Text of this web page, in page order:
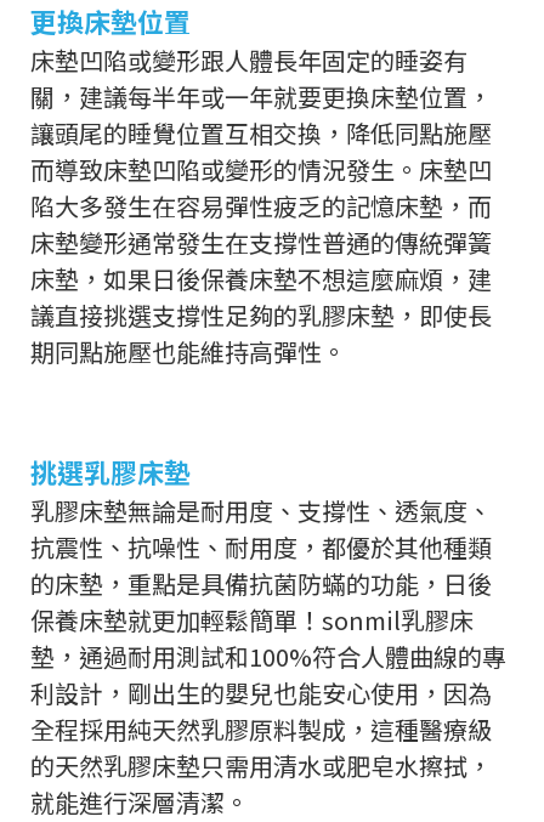
更換床墊位置
床墊凹陷或變形跟人體長年固定的睡姿有
關，建議每半年或一年就要更換床墊位置，
讓頭尾的睡覺位置互相交換，降低同點施壓
而導致床墊凹陷或變形的情況發生。床墊凹
陷大多發生在容易彈性疲乏的記憶床墊，而
床墊變形通常發生在支撐性普通的傳統彈簧
床墊，如果日後保養床墊不想這麼麻煩，建
議直接挑選支撐性足夠的乳膠床墊，即使長
期同點施壓也能維持高彈性。
挑選乳膠床墊
乳膠床墊無論是耐用度、支撐性、透氣度、
抗震性、抗噪性、耐用度，都優於其他種類
的床墊，重點是具備抗菌防蟎的功能，日後
保養床墊就更加輕鬆簡單！sonmil乳膠床
墊，通過耐用測試和100%符合人體曲線的專
利設計，剛出生的嬰兒也能安心使用，因為
全程採用純天然乳膠原料製成，這種醫療級
的天然乳膠床墊只需用清水或肥皂水擦拭，
就能進行深層清潔。